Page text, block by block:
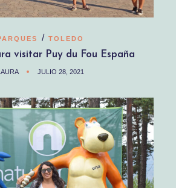
/ TOLEDO
visitar Puy du Fou España
JULIO 28, 2021